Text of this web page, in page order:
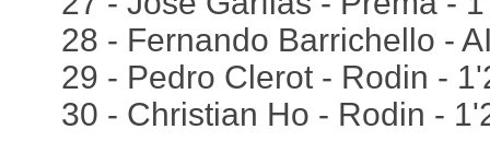
28 - Fernando Barrichello -
29 - Pedro Clerot - Rodin -
30 - Christian Ho - Rodin -